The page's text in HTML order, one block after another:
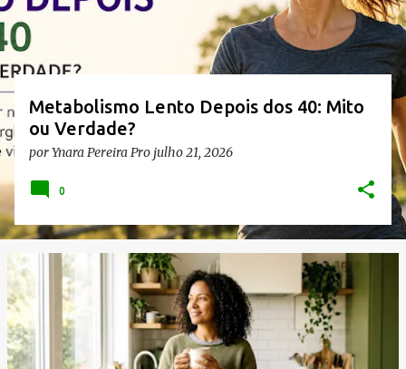
e
n
s
Metabolismo Lento Depois dos 40: Mito
ou Verdade?
porYnara Pereira Pro julho 21, 2026
0